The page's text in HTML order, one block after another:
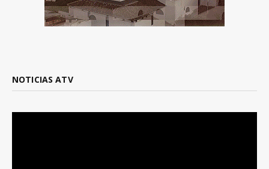
NOTICIAS ATV